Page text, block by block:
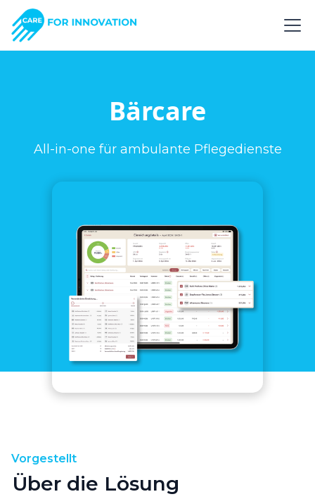
Bärcare
All-in-one für ambulante Pflegedienste
Vorgestellt
Über die Lösung